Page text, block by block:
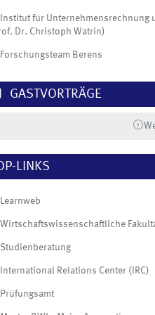
Institut für Unternehmensrechnung
Dr. Christoph Watrin)
Forschungsteam Berens
GASTVORTRÄGE
LINKS
Learnweb
Wirtschaftswissenschaftliche
Studienberatung
International Relations Center (IRC)
Prüfungsamt